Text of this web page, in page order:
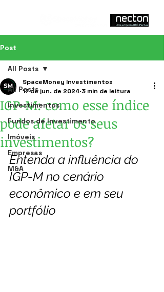
Post
All Posts
Investimentos
Fundos de Investimento
Imóveis
Empresas
M&A
All Posts
IGP-M: como esse índice
pode afetar os seus
investimentos?
SpaceMoney Investimentos
17 de jun. de 2024 3 min de leitura
Entenda a influência do
IGP-M no cenário
econômico e em seu
portfólio